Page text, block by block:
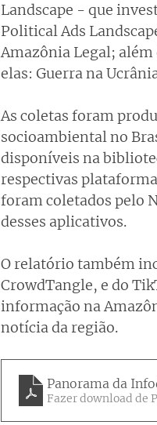
Landscape - que
Political Ads
Amazônia Legal; além
elas: Guerra na
As coletas foram
socioambiental no
disponíveis na
respectivas
foram coletados pelo
desses aplicativos.
O relatório também
CrowdTangle, e do
informação na
notícia da região.
Panorama da
Fazer download de